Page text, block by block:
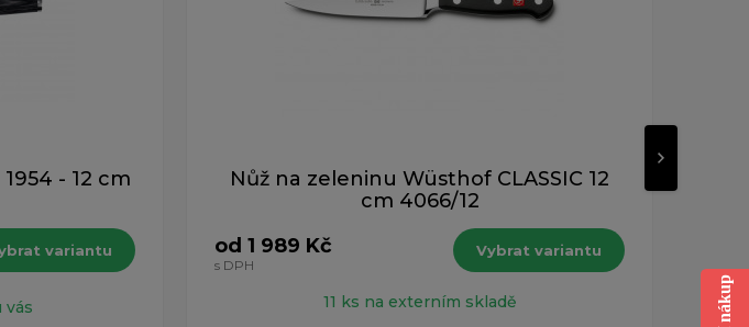
- 12 cm
variantu
vás
Nůž na zeleninu Wüsthof CLASSIC 12
cm 4066/12
od 1 989 Kč
s DPH
Vybrat variantu
11 ks na externím skladě
od
s DPH